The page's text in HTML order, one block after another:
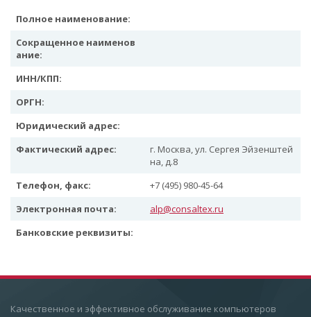
Полное наименование:
Сокращенное наименов
ание:
ИНН/КПП:
ОРГН:
Юридический адрес:
Фактический адрес:
г. Москва, ул. Сергея Эйзенштей
на, д.8
Телефон, факс:
+7 (495) 980-45-64
Электронная почта:
alp@consaltex.ru
Банковские реквизиты:
Качественное и эффективное обслуживание компьютеров